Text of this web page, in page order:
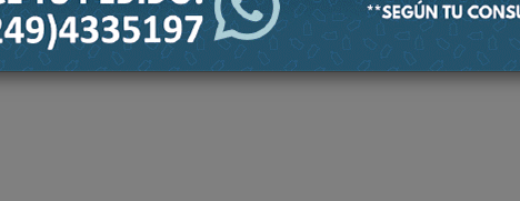
POLICIALES DEPORTES SOCIEDAD NACIONALES